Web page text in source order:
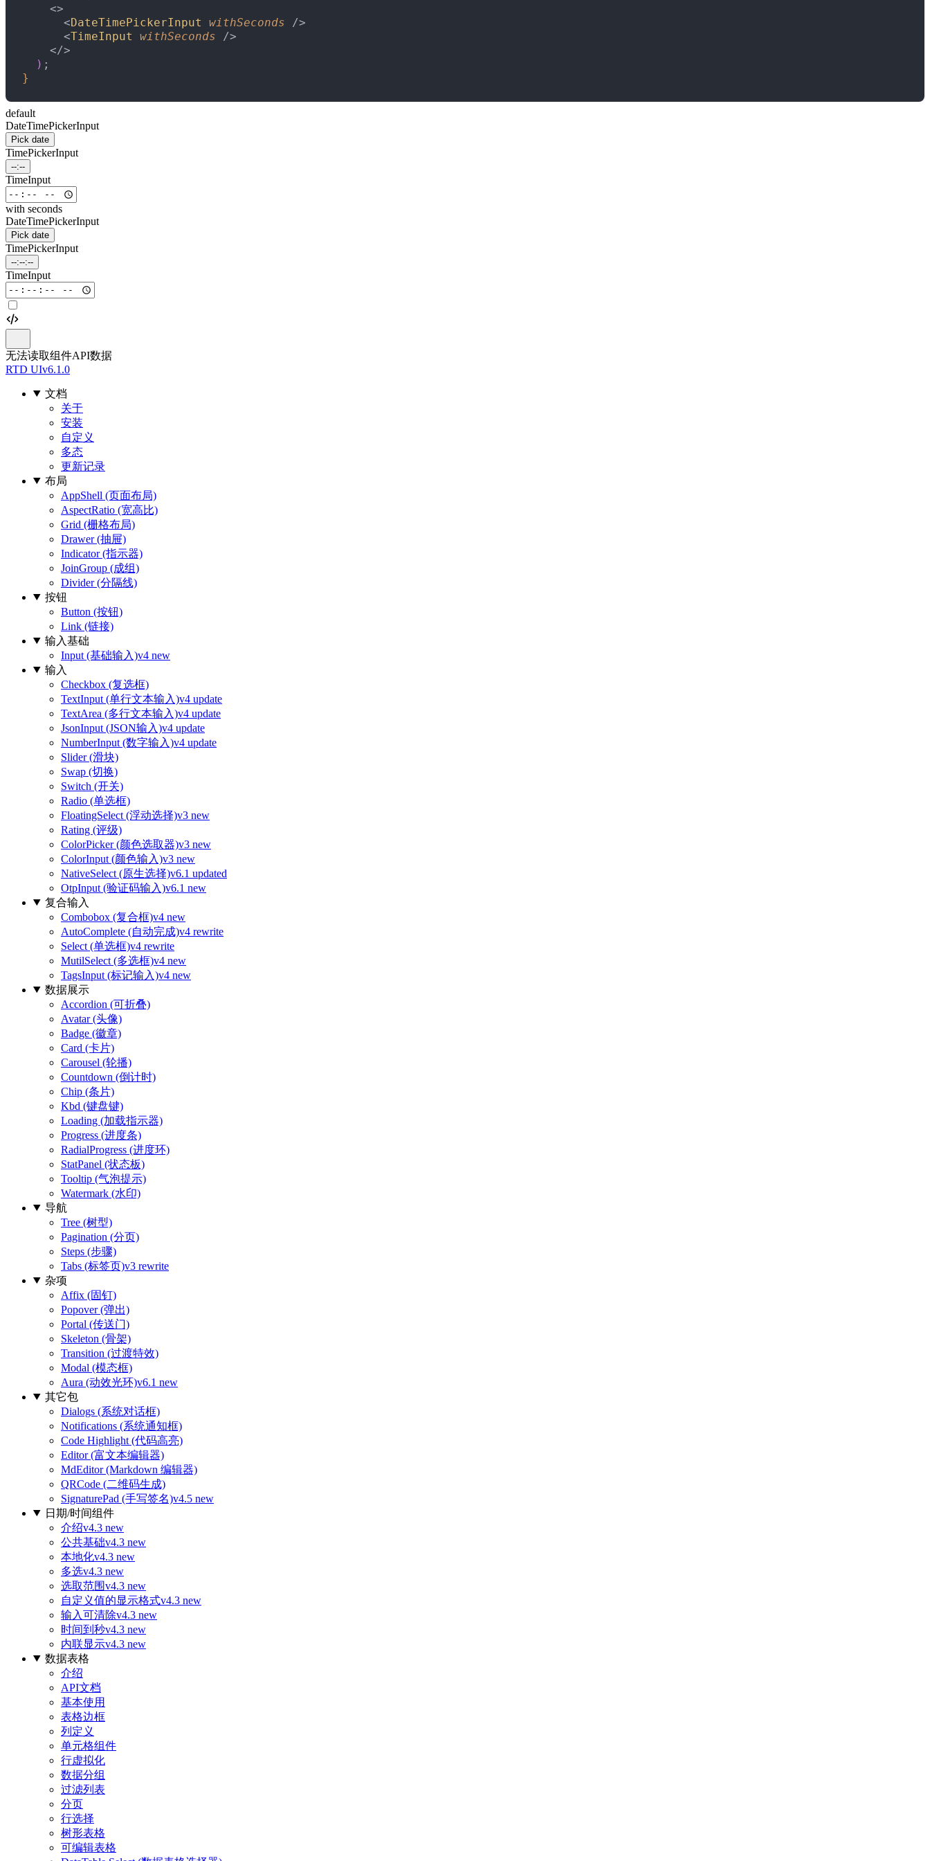
<>
<DateTimePickerInput withSeconds />
<TimeInput withSeconds />
</>
) ;
}
default
DateTimePickerInput
Pick date
TimePickerInput
--:--
TimeInput
with seconds
DateTimePickerInput
Pick date
TimePickerInput
--:--:--
TimeInput
无法读取组件API数据
RTD UIv6.1.0
文档
关于
安装
自定义
多态
更新记录
布局
AppShell (页面布局)
AspectRatio (宽高比)
Grid (栅格布局)
Drawer (抽屉)
Indicator (指示器)
JoinGroup (成组)
Divider (分隔线)
按钮
Button (按钮)
Link (链接)
输入基础
Input (基础输入)v4 new
输入
Checkbox (复选框)
TextInput (单行文本输入)v4 update
TextArea (多行文本输入)v4 update
JsonInput (JSON输入)v4 update
NumberInput (数字输入)v4 update
Slider (滑块)
Swap (切换)
Switch (开关)
Radio (单选框)
FloatingSelect (浮动选择)v3 new
Rating (评级)
ColorPicker (颜色选取器)v3 new
ColorInput (颜色输入)v3 new
NativeSelect (原生选择)v6.1 updated
OtpInput (验证码输入)v6.1 new
复合输入
Combobox (复合框)v4 new
AutoComplete (自动完成)v4 rewrite
Select (单选框)v4 rewrite
MutilSelect (多选框)v4 new
TagsInput (标记输入)v4 new
数据展示
Accordion (可折叠)
Avatar (头像)
Badge (徽章)
Card (卡片)
Carousel (轮播)
Countdown (倒计时)
Chip (条片)
Kbd (键盘键)
Loading (加载指示器)
Progress (进度条)
RadialProgress (进度环)
StatPanel (状态板)
Tooltip (气泡提示)
Watermark (水印)
导航
Tree (树型)
Pagination (分页)
Steps (步骤)
Tabs (标签页)v3 rewrite
杂项
Affix (固钉)
Popover (弹出)
Portal (传送门)
Skeleton (骨架)
Transition (过渡特效)
Modal (模态框)
Aura (动效光环)v6.1 new
其它包
Dialogs (系统对话框)
Notifications (系统通知框)
Code Highlight (代码高亮)
Editor (富文本编辑器)
MdEditor (Markdown 编辑器)
QRCode (二维码生成)
SignaturePad (手写签名)v4.5 new
日期/时间组件
介绍v4.3 new
公共基础v4.3 new
本地化v4.3 new
多选v4.3 new
选取范围v4.3 new
自定义值的显示格式v4.3 new
输入可清除v4.3 new
时间到秒v4.3 new
内联显示v4.3 new
数据表格
介绍
API文档
基本使用
表格边框
列定义
单元格组件
行虚拟化
数据分组
过滤列表
分页
行选择
树形表格
可编辑表格